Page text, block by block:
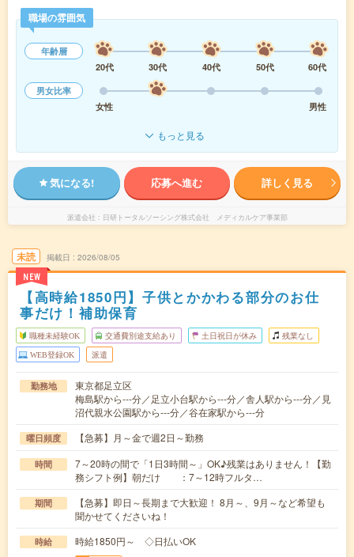
職場の雰囲気
年齢層
20代
30代 40代 50代
60代
男女比率
女性
男性
もっと見る
気になる! 応募へ進む 詳しく見る
派遣会社 日研トータルソーシング株式会社 メディカルケア事業部
未読
NEW
掲載日 2026/08/05
【高時給1850円】子供とかかわる部分のお仕
事だけ！補助保育
職種未経験OK 交通費別途支給あり 土日祝日が休み 残業なし
WEB登録OK 派遣
勤務地
東京都足立区
梅島駅から---分／足立小台駅から---分／舎人駅から---分／見
沼代親水公園駅から---分／谷在家駅から---分
曜日頻度 【急募】月～金で週2日～勤務
時間
7～20時の間で「1日3時間～」OK♪残業はありません！【勤
務シフト例】朝だけ ：7～12時フルタ…
期間
【急募】即日～長期まで大歓迎！ 8月～、9月～など希望も
聞かせてくださいね！
時給 時給1850円～ ◇日払いOK